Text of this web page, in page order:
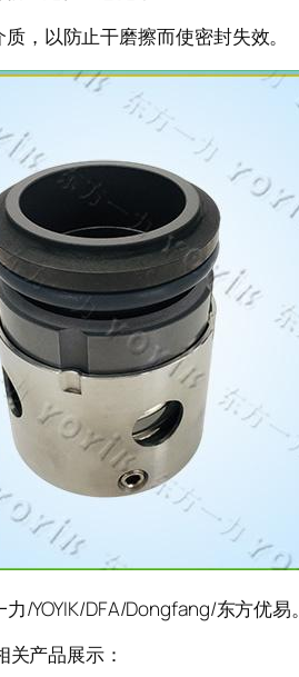
，以防止干磨擦而使密封失效。
/YOYIK/DFA/Dongfang/东方优易。
关产品展示：